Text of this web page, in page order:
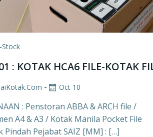
Stock
: KOTAK HCA6 FILE-KOTAK
- Oct 10
: Penstoran ABBA & ARCH file /
A4 & A3 / Kotak Manila Pocket File
Pindah Pejabat SAIZ [MM] : […]